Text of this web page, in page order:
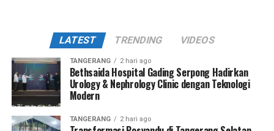
LATEST TRENDING VIDEOS
TANGERANG 2 hari ago
Bethsaida Hospital Gading Serpong Hadirkan
Urology & Nephrology Clinic dengan Teknologi
Modern
TANGERANG 2 hari ago